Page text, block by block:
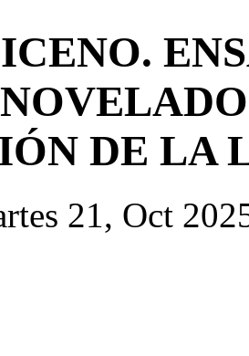
DE LA
21, Oct